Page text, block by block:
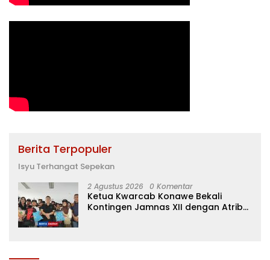
Berita Terpopuler
Isyu Terhangat Sepekan
2 Agustus 2026 0 Komentar
Ketua Kwarcab Konawe Bekali
Kontingen Jamnas XII dengan Atribut